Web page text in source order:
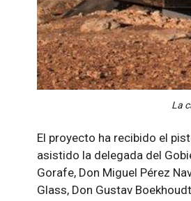
La
El proyecto ha recibido el
asistido la delegada del
Gorafe, Don Miguel Pérez
Glass, Don Gustav